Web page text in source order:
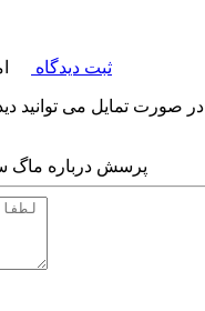
ثبت دیدگاه
در صورت تمایل می توانید
پرسش درباره ماگ